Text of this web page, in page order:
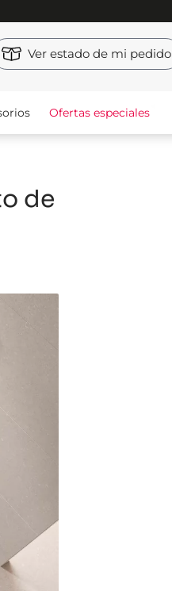
Ver estado de mi pedido
Ofertas especiales
de